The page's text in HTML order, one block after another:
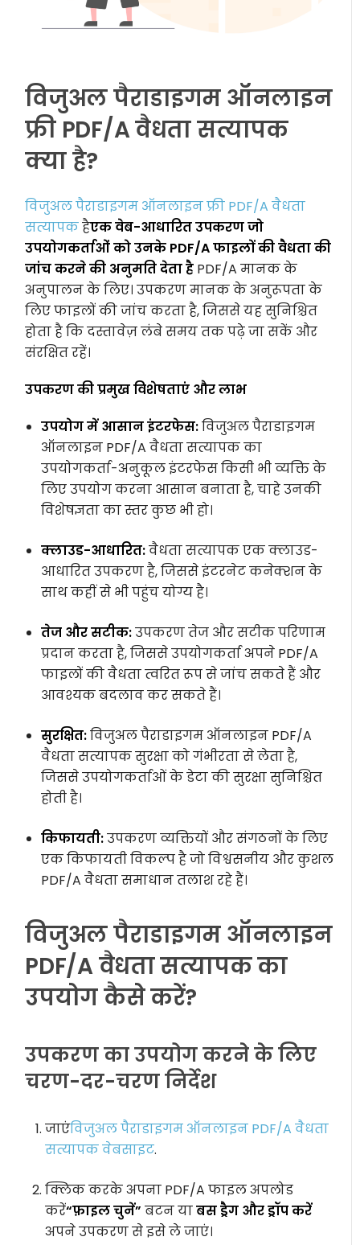
विजुअल पैराडाइगम ऑनलाइन
फ्री PDF/A वैधता सत्यापक
क्या है?
विजुअल पैराडाइगम ऑनलाइन फ्री PDF/A वैधता
सत्यापकहैएक वेब-आधारित उपकरण जो
उपयोगकर्ताओं को उनके PDF/A फाइलों की वैधता की
जांच करने की अनुमति देता है PDF/A मानक के
अनुपालन के लिए। उपकरण मानक के अनुरूपता के
लिए फाइलों की जांच करता है, जिससे यह सुनिश्चित
होता है कि दस्तावेज़ लंबे समय तक पढ़े जा सकें और
संरक्षित रहें।
उपकरण की प्रमुख विशेषताएं और लाभ
उपयोग में आसान इंटरफेस:विजुअल पैराडाइगम
ऑनलाइन PDF/A वैधता सत्यापक का
उपयोगकर्ता-अनुकूल इंटरफेस किसी भी व्यक्ति के
लिए उपयोग करना आसान बनाता है, चाहे उनकी
विशेषज्ञता का स्तर कुछ भी हो।
क्लाउड-आधारित:वैधता सत्यापक एक क्लाउड-
आधारित उपकरण है, जिससे इंटरनेट कनेक्शन के
साथ कहीं से भी पहुंच योग्य है।
तेज और सटीक:उपकरण तेज और सटीक परिणाम
प्रदान करता है, जिससे उपयोगकर्ता अपने PDF/A
फाइलों की वैधता त्वरित रूप से जांच सकते हैं और
आवश्यक बदलाव कर सकते हैं।
सुरक्षित:विजुअल पैराडाइगम ऑनलाइन PDF/A
वैधता सत्यापक सुरक्षा को गंभीरता से लेता है,
जिससे उपयोगकर्ताओं के डेटा की सुरक्षा सुनिश्चित
होती है।
किफायती:उपकरण व्यक्तियों और संगठनों के लिए
एक किफायती विकल्प है जो विश्वसनीय और कुशल
PDF/A वैधता समाधान तलाश रहे हैं।
विजुअल पैराडाइगम ऑनलाइन
PDF/A वैधता सत्यापक का
उपयोग कैसे करें?
उपकरण का उपयोग करने के लिए
चरण-दर-चरण निर्देश
जाएंविजुअल पैराडाइगम ऑनलाइन PDF/A वैधता
सत्यापक वेबसाइट.
क्लिक करके अपना PDF/A फाइल अपलोड
करें“फ़ाइल चुनें” बटन याबस ड्रैग और ड्रॉप करें
अपने उपकरण से इसे ले जाएं।